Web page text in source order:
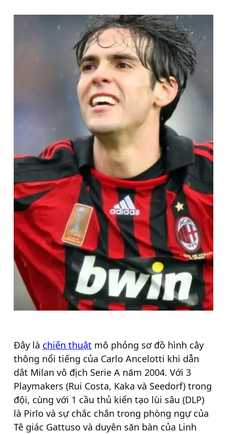
Đây là chiến thuật mô phỏng sơ đồ hình cây
thông nổi tiếng của Carlo Ancelotti khi dẫn
dắt Milan vô địch Serie A năm 2004. Với 3
Playmakers (Rui Costa, Kaka và Seedorf) trong
đội, cùng với 1 cầu thủ kiến tạo lùi sâu (DLP)
là Pirlo và sự chắc chắn trong phòng ngự của
Tê giác Gattuso và duyên săn bàn của Linh